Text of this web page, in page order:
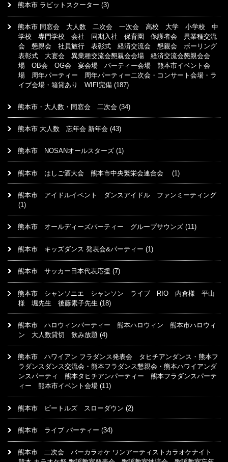
熊本市 ラビットスクーター (3)
熊本市 同窓会 大人数 二次会 一次会 高校 大学 小学校 中
学校 専門学校 会社 同期入社 保育園 保護者会 異業種交流
会 懇親会 社員旅行 表彰式 経済交流会 懇親会 ボーリング
表彰式 大宴会 異業種交流会懇親会会場 経済交流会懇親会会
場 OB会 OG会 宴会場 パーティー会場 熊本市イベント会
場 周年パーティー 周年パーティー二次会・コンサート会場・ラ
イブ会場・箱貸あり WIFI完備 (187)
熊本市・大人数・同窓会 二次会 (34)
熊本市 大人数 忘年会 新年会 (43)
熊本市 NOSANオールスターズ (1)
熊本市 はしご酒大会 熊本市中央繁栄会連合会 (1)
熊本市 アイドルイベント ダンスアイドル ファンミーティング
(1)
熊本市 オールディーズパーティー グループサウンズ (11)
熊本市 キッズダンス 発表会&パーティー (1)
熊本市 サッカー日本代表応援 (7)
熊本市 シャンソニエ シャンソン ライブ RIO 内倉様 平山
様 堀先生 後藤素子先生 (18)
熊本市 ハロウィンパーティー 熊本ハロウィン 熊本市ハロウィ
ン 大人数貸切 飲み放題 (4)
熊本市 ハワイアン フラダンス発表会 タヒチアンダンス・熊本フ
ラダンスダンス交流会・熊本フラダンス懇親会・熊本ハワイアンダ
ンスパーティ 熊本タヒチアンパーティー 熊本フラダンスパーテ
ィー 熊本市イベント会場 (11)
熊本市 ビートルズ スローダウン (2)
熊本市 ライブ パーティー (34)
熊本市 二次会 バーカラオケ ワンアーティストカラオケナイト